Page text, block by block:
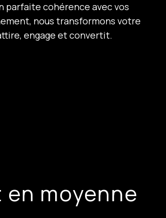
parfaite cohérence avec vos
nous transformons votre
engage et convertit.
moyenne